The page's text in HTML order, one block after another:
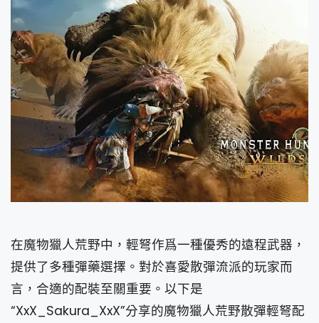
在魔物獵人荒野中，輕弩作爲一種優秀的遠程武器，
提供了多種彈藥選擇。對於喜愛散彈流派的玩家而
言，合適的配裝至關重要。以下是
“XxX_Sakura_XxX”分享的魔物獵人荒野散彈輕弩配